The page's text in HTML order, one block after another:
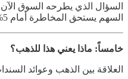
السؤال الذي يطرحه السوق الآن
السهم يستحق المخاطرة أمام 5% مضمونة من الحكومة الأمريكية؟
خامساً: ماذا يعني هذا للذهب؟
العلاقة بين الذهب وعوائد